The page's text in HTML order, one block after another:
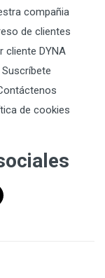
compañia
de clientes
cliente DYNA
Suscríbete
de cookies